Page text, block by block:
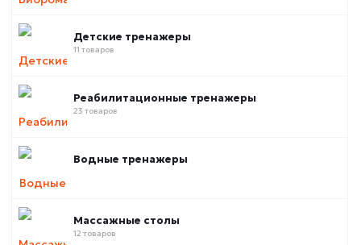
Детские тренажеры
11 товаров
Реабилитационные тренажеры
23 товаров
Водные тренажеры
Массажные столы
12 товаров